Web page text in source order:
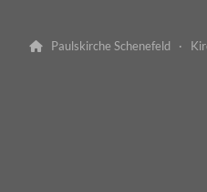
Paulskirche Schenefeld ·